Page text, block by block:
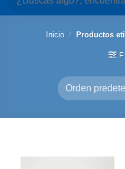
por:
Inicio / Productos